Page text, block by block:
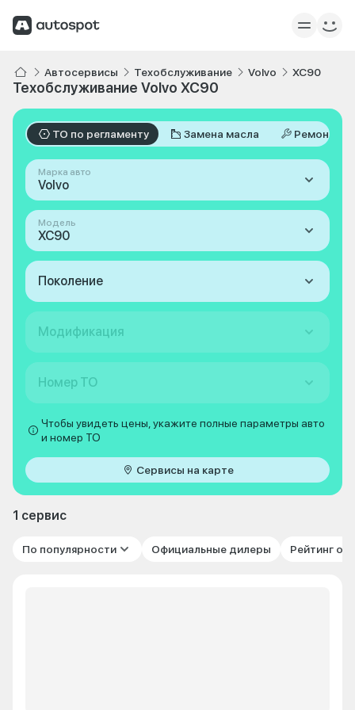
Автосервисы Техобслуживание Volvo XC90
Техобслуживание Volvo XC90
ТО по регламенту Замена масла Ремонт
Марка авто
Volvo
Модель
XC90
Поколение
Модификация
Номер ТО
Чтобы увидеть цены, укажите полные параметры авто
и номер ТО
Сервисы на карте
1 сервис
По популярности Официальные дилеры Рейтинг